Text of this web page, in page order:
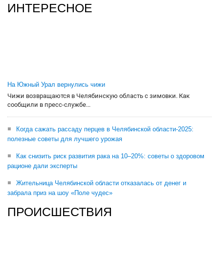
ИНТЕРЕСНОЕ
На Южный Урал вернулись чижи
Чижи возвращаются в Челябинскую область с зимовки. Как
сообщили в пресс-службе...
Когда сажать рассаду перцев в Челябинской области-2025:
полезные советы для лучшего урожая
Как снизить риск развития рака на 10–20%: советы о здоровом
рационе дали эксперты
Жительница Челябинской области отказалась от денег и
забрала приз на шоу «Поле чудес»
ПРОИСШЕСТВИЯ